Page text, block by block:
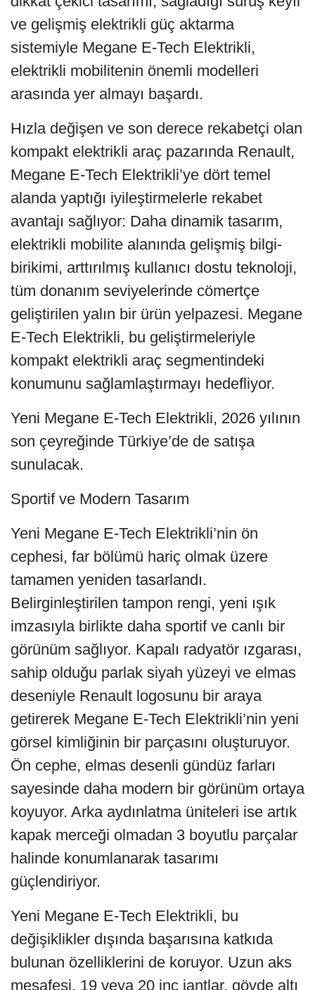
ve gelişmiş elektrikli güç aktarma
sistemiyle Megane E-Tech Elektrikli,
elektrikli mobilitenin önemli modelleri
arasında yer almayı başardı.
Hızla değişen ve son derece rekabetçi olan
kompakt elektrikli araç pazarında Renault,
Megane E-Tech Elektrikli’ye dört temel
alanda yaptığı iyileştirmelerle rekabet
avantajı sağlıyor: Daha dinamik tasarım,
elektrikli mobilite alanında gelişmiş bilgi-
birikimi, arttırılmış kullanıcı dostu teknoloji,
tüm donanım seviyelerinde cömertçe
geliştirilen yalın bir ürün yelpazesi. Megane
E-Tech Elektrikli, bu geliştirmeleriyle
kompakt elektrikli araç segmentindeki
konumunu sağlamlaştırmayı hedefliyor.
Yeni Megane E-Tech Elektrikli, 2026 yılının
son çeyreğinde Türkiye’de de satışa
sunulacak.
Sportif ve Modern Tasarım
Yeni Megane E-Tech Elektrikli’nin ön
cephesi, far bölümü hariç olmak üzere
tamamen yeniden tasarlandı.
Belirginleştirilen tampon rengi, yeni ışık
imzasıyla birlikte daha sportif ve canlı bir
görünüm sağlıyor. Kapalı radyatör ızgarası,
sahip olduğu parlak siyah yüzeyi ve elmas
deseniyle Renault logosunu bir araya
getirerek Megane E-Tech Elektrikli’nin yeni
görsel kimliğinin bir parçasını oluşturuyor.
Ön cephe, elmas desenli gündüz farları
sayesinde daha modern bir görünüm ortaya
koyuyor. Arka aydınlatma üniteleri ise artık
kapak merceği olmadan 3 boyutlu parçalar
halinde konumlanarak tasarımı
güçlendiriyor.
Yeni Megane E-Tech Elektrikli, bu
değişiklikler dışında başarısına katkıda
bulunan özelliklerini de koruyor. Uzun aks
mesafesi, 19 veya 20 inç jantlar, gövde altı